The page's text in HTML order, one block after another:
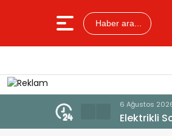
Haber ara...
6 Ağustos
Güllük’te